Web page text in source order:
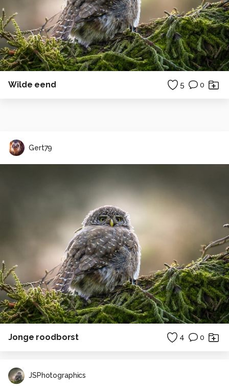
Wilde eend 5 0
Gert79
Jonge roodborst 4 0
JSPhotographics